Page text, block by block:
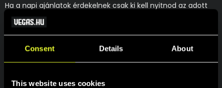
Consent Details About
This website uses cookies
Ha a napi ajánlatok érdekelnek csak ki kell nyitnod az adott
napot, ha a heti ajánlatok érdekelnek azt is megtalálod az
adott napi ablakon belül. Akit a főnyeremény megszerzése
mozgat meg leginkább, annak nincs más dolga, mint egy
érvényes fogadást tenni az adventi oddsok valamelyikére
000 Ft-al lesz gazdagabb 2025-re.